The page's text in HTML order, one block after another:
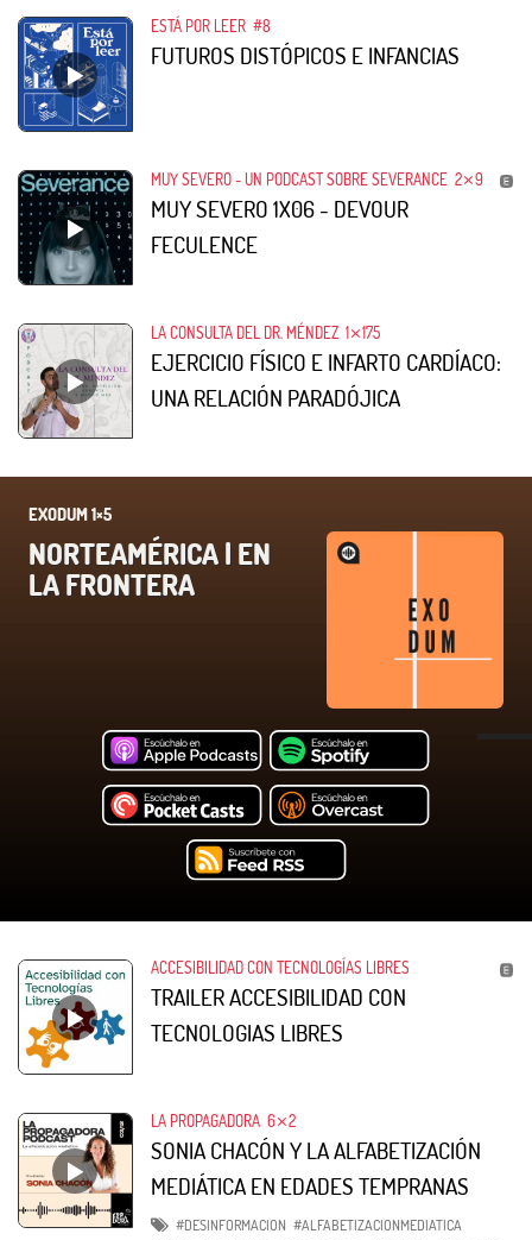
ESTÁ POR LEER #8
FUTUROS DISTÓPICOS E INFANCIAS
MUY SEVERO - UN PODCAST SOBRE SEVERANCE 2⨯9
MUY SEVERO 1X06 - DEVOUR
FECULENCE
LA CONSULTA DEL DR. MÉNDEZ 1⨯175
EJERCICIO FÍSICO E INFARTO CARDÍACO:
UNA RELACIÓN PARADÓJICA
EXODUM 1×5
NORTEAMÉRICA | EN
LA FRONTERA
ACCESIBILIDAD CON TECNOLOGÍAS LIBRES
TRAILER ACCESIBILIDAD CON
TECNOLOGIAS LIBRES
LA PROPAGADORA 6⨯2
SONIA CHACÓN Y LA ALFABETIZACIÓN
MEDIÁTICA EN EDADES TEMPRANAS
#DESINFORMACION #ALFABETIZACIONMEDIATICA